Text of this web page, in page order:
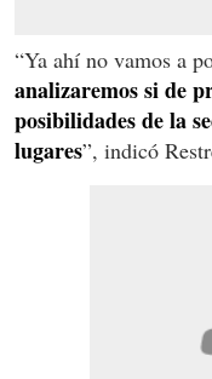
“Ya ahí no vamos a
analizaremos si de
posibilidades de la
lugares”, indicó